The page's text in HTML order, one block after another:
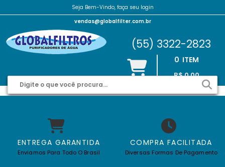
Seja Bem-Vindo, faça seu login
vendas@globalfilter.com.br
(55) 3322-2823
0 ITEM
R$ 0,00
ENTREGA GARANTIDA
Enviamos Para Todo O Brasil
COMPRA FACILITADA
Diversas Formas De Pagamento